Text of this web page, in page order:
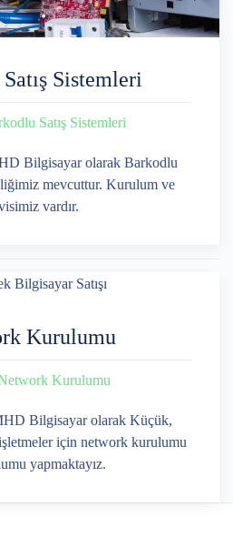
Sistemleri
Satış Sistemleri
Bilgisayar olarak Barkodlu
mevcuttur. Kurulum ve
vardır.
Kurulumu
Kurulumu
Bilgisayar olarak Küçük,
için network kurulumu
yapmaktayız.